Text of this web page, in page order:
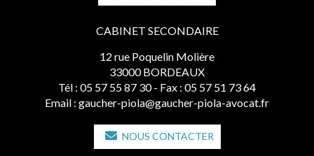
CABINET SECONDAIRE
12 rue Poquelin Molière
33000 BORDEAUX
Tél : 05 57 55 87 30 - Fax : 05 57 51 73 64
Email : gaucher-piola@gaucher-piola-avocat.fr
NOUS CONTACTER